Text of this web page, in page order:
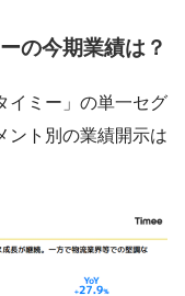
の今期業績は？
イミー」の単一セグ
ント別の業績開示は